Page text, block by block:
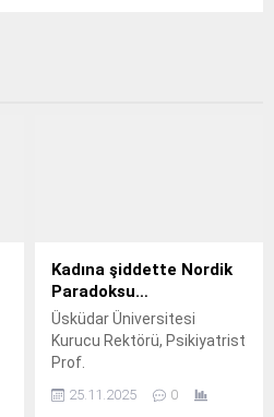
Kadına şiddette Nordik
Paradoksu…
Üsküdar Üniversitesi
Kurucu Rektörü, Psikiyatrist
Prof.
25.11.2025 0